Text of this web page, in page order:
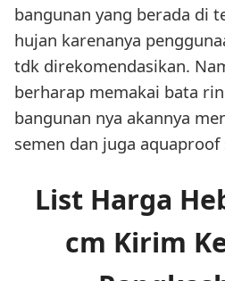
bangunan yang berada di
hujan karenanya
tdk direkomendasikan.
berharap memakai bata
bangunan nya akannya
semen dan juga
List Harga
cm Kirim